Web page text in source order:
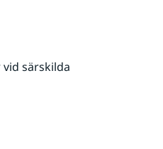
särskilda